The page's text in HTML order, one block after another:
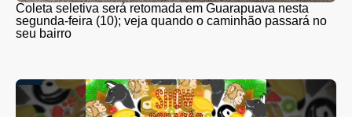
Coleta seletiva será retomada em Guarapuava nesta
segunda-feira (10); veja quando o caminhão passará no
seu bairro